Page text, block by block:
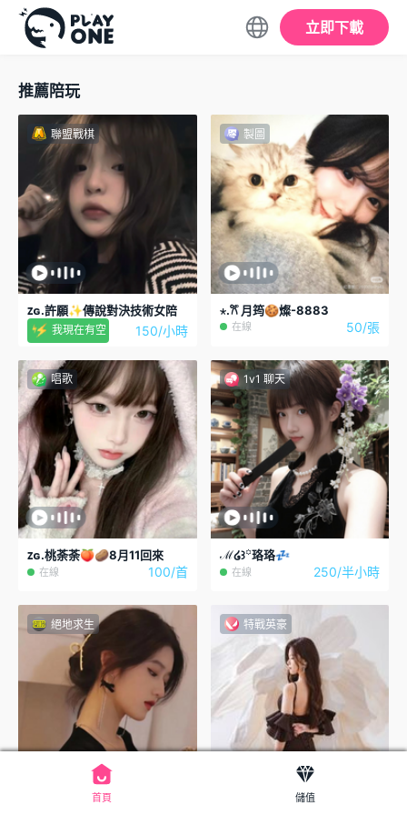
立即下載
推薦陪玩
聯盟戰棋
ᴢɢ.許願✨傳說對決技術女陪
我現在有空 150/小時
製圖
⋆.𐙚 ̊月筠🍪燦-8883
在線 50/張
唱歌
ᴢɢ.桃荼荼🍑🥔8月11回來
在線 100/首
1v1 聊天
ℳ໒꒱꙳珞珞💤
在線 250/半小時
絕地求生
填н๓.啾🌸三角洲
特戰英豪
首頁 儲值